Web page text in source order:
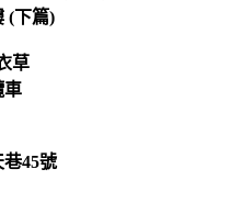
(下篇)
草
車
45號